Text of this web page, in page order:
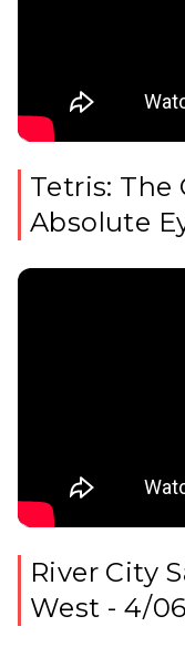
Tetris: The
Absolute
River City
West - 4/